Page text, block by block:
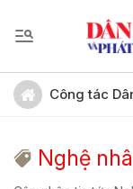
Công tác
Nghệ